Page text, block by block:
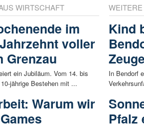
WIRTSCHAFT
im
voller
Grenzau
ein Jubiläum. Vom 14. bis
jährige Bestehen mit ...
Warum wir
Kind
In Bendorf
Pfalz